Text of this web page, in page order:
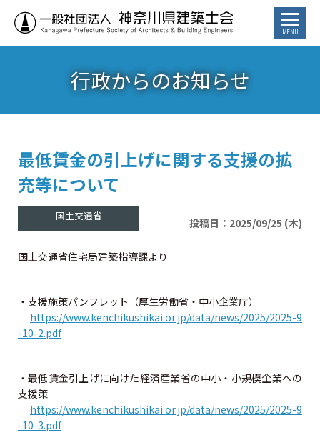
お知らせ
トピックス
講習会・イベント
⾏政からのお知らせ
カレンダー
資格試験情報
資格の諸手続
⾏政からのお知らせ
最低賃金の引上げに関する支援の拡
充等について
投稿日：2025/09/25 (木)
国土交通省住宅局建築指導課より
・支援施策パンフレット（厚生労働省・中小企業庁）
https://www.kenchikushikai.or.jp/data/news/2025/2025-9
-10-2.pdf
・最低賃金引上げに向けた経済産業省の中小・小規模企業への
支援策
https://www.kenchikushikai.or.jp/data/news/2025/2025-9
-10-3.pdf